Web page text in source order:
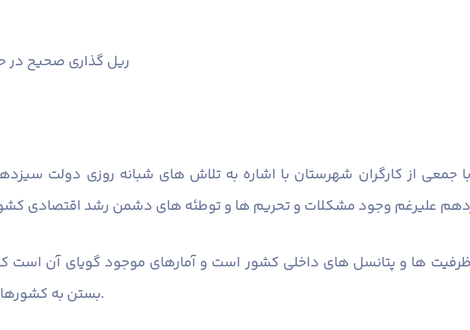
ریل گذاری صحیح
با جمعی از کارگران شهرستان با اشاره به تلاش های شبانه روزی دولت
ظرفیت ها و پتانسل های داخلی کشور است و آمارهای موجود گویای آن
بستن به کشورهای خارجی می توان کشور را به سمت پیشرفت سوق داد.